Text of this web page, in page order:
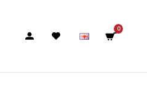
0